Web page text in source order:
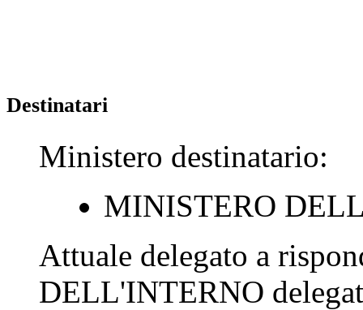
Destinatari
Ministero destinatario:
MINISTERO
Attuale delegato a
DELL'INTERNO